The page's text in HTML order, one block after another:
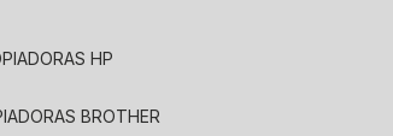
HP
BROTHER